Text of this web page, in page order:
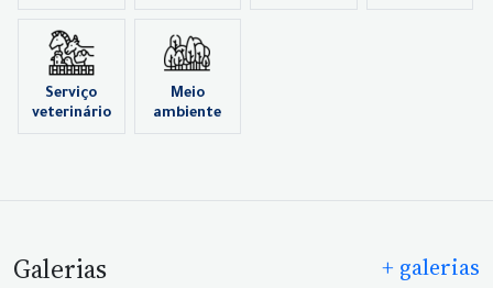
Serviço
veterinário
Meio
ambiente
Galerias + galerias